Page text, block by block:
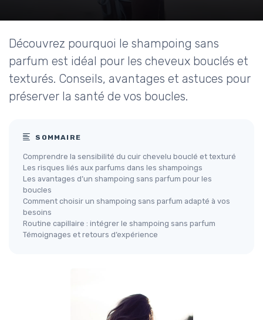
Découvrez pourquoi le shampoing sans
parfum est idéal pour les cheveux bouclés et
texturés. Conseils, avantages et astuces pour
préserver la santé de vos boucles.
SOMMAIRE
Comprendre la sensibilité du cuir chevelu bouclé et texturé
Les risques liés aux parfums dans les shampoings
Les avantages d’un shampoing sans parfum pour les
boucles
Comment choisir un shampoing sans parfum adapté à vos
besoins
Routine capillaire : intégrer le shampoing sans parfum
Témoignages et retours d’expérience